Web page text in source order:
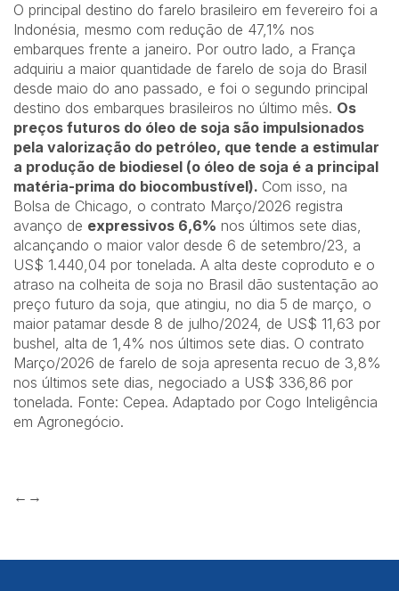
O principal destino do farelo brasileiro em fevereiro foi a
Indonésia, mesmo com redução de 47,1% nos
embarques frente a janeiro. Por outro lado, a França
adquiriu a maior quantidade de farelo de soja do Brasil
desde maio do ano passado, e foi o segundo principal
destino dos embarques brasileiros no último mês. Os
preços futuros do óleo de soja são impulsionados
pela valorização do petróleo, que tende a estimular
a produção de biodiesel (o óleo de soja é a principal
matéria-prima do biocombustível). Com isso, na
Bolsa de Chicago, o contrato Março/2026 registra
avanço de expressivos 6,6% nos últimos sete dias,
alcançando o maior valor desde 6 de setembro/23, a
US$ 1.440,04 por tonelada. A alta deste coproduto e o
atraso na colheita de soja no Brasil dão sustentação ao
preço futuro da soja, que atingiu, no dia 5 de março, o
maior patamar desde 8 de julho/2024, de US$ 11,63 por
bushel, alta de 1,4% nos últimos sete dias. O contrato
Março/2026 de farelo de soja apresenta recuo de 3,8%
nos últimos sete dias, negociado a US$ 336,86 por
tonelada. Fonte: Cepea. Adaptado por Cogo Inteligência
em Agronegócio.
←→